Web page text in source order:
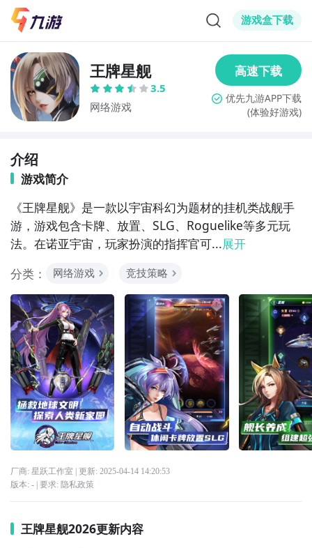
游戏盒下载
王牌星舰
3.5
网络游戏
(体验好游戏)
介绍
游戏简介
《王牌星舰》是一款以宇宙科幻为题材的挂机类战舰手
游，游戏包含卡牌、放置、SLG、Roguelike等多元玩
法。在诺亚宇宙，玩家扮演的指挥官可...展开
分类：
网络游戏 竞技策略
厂商: 星跃工作室 | 更新: 2025-04-14 14:20:53
版本: -| 要求: 隐私政策
王牌星舰2026更新内容